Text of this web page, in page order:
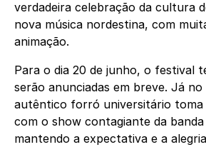
verdadeira celebração da cultura
nova música nordestina, com
animação.
Para o dia 20 de junho, o festival
serão anunciadas em breve. Já
autêntico forró universitário
com o show contagiante da banda
mantendo a expectativa e a